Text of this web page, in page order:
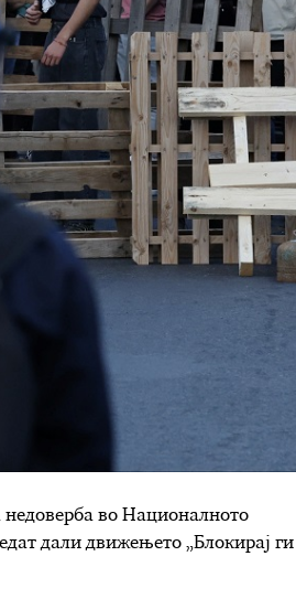
недоверба во Националното
дали движењето „Блокирај ги